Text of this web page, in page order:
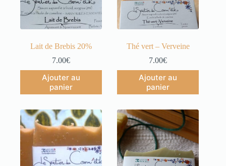
Lait de Brebis 20%
7.00€
Ajouter au
panier
Thé vert – Verveine
7.00€
Ajouter au
panier